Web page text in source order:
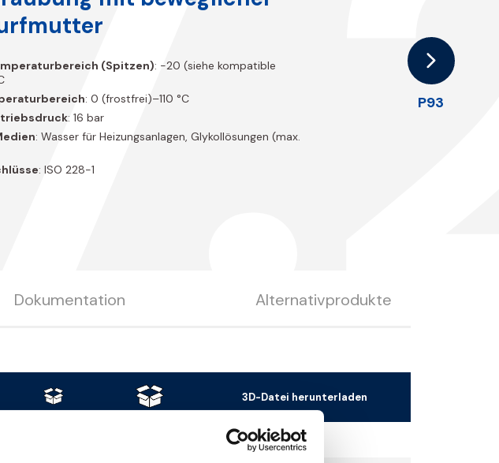
P93
(Spitzen): -20 (siehe kompatible
: 0 (frostfrei)–110 °C
: 16 bar
: Wasser für Heizungsanlagen, Glykollösungen (max.
: ISO 228-1
Dokumentation Alternativprodukte
3D-Datei herunterladen